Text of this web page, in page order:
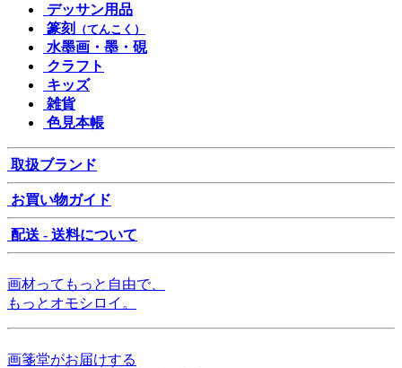
デッサン用品
篆刻
（てんこく）
水墨画・墨・硯
クラフト
キッズ
雑貨
色見本帳
取扱ブランド
お買い物ガイド
配送 - 送料について
画材ってもっと自由で、
もっとオモシロイ。
画箋堂がお届けする